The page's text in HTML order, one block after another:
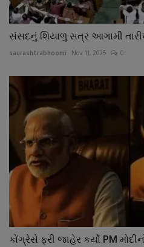
સંસદનું શિયાળુ સત્ર આગામી
saurashtrabhoomi Nov 11, 2025 0
કોંગ્રેસે ફરી જાહેર કર્યો PM